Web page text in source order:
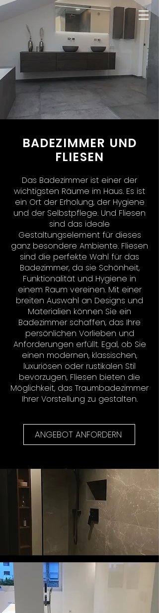
BADEZIMMER UND
FLIESEN
Das Badezimmer ist einer der
wichtigsten Räume im Haus. Es ist
ein Ort der Erholung, der Hygiene
und der Selbstpflege. Und Fliesen
sind das ideale
Gestaltungselement für dieses
ganz besondere Ambiente. Fliesen
sind die perfekte Wahl für das
Badezimmer, da sie Schönheit,
Funktionalität und Hygiene in
einem Raum vereinen. Mit einer
breiten Auswahl an Designs und
Materialien können Sie ein
Badezimmer schaffen, das Ihre
persönlichen Vorlieben und
Anforderungen erfüllt. Egal, ob Sie
einen modernen, klassischen,
luxuriösen oder rustikalen Stil
bevorzugen, Fliesen bieten die
Möglichkeit, das Traumbadezimmer
Ihrer Vorstellung zu gestalten.
ANGEBOT ANFORDERN